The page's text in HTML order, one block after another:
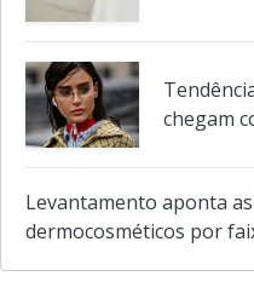
QUANDO
chegam